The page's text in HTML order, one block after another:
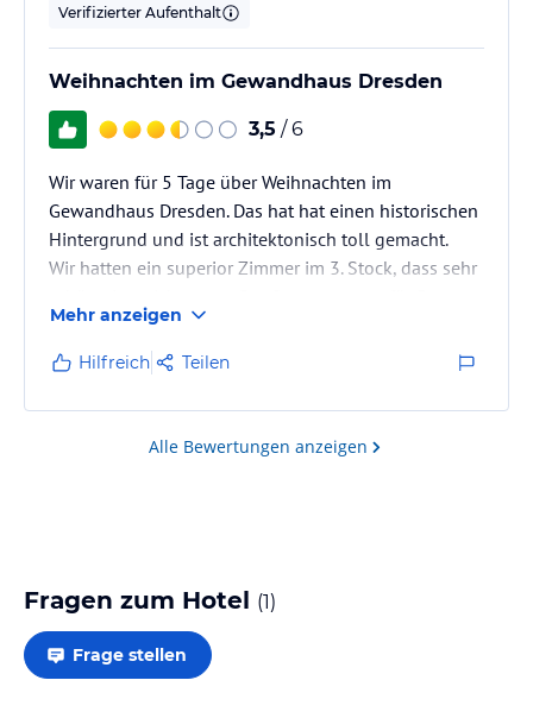
Verifizierter Aufenthalt
Weihnachten im Gewandhaus Dresden
3,5 / 6
Wir waren für 5 Tage über Weihnachten im
Gewandhaus Dresden. Das hat hat einen historischen
Hintergrund und ist architektonisch toll gemacht.
Wir hatten ein superior Zimmer im 3. Stock, dass sehr
gerade so ausreichend. Im Bad befand sich eine sehr
geräumige Whirpoolbadewanne mit integrierter
Dusche. Leider hat das Hotel ja keine eigenen
Stellplätzen, was das Parken durch die unmittelbare
Nachbarschaft zum Strietzelmarkt sehr schwierig und
Mehr anzeigen
Hilfreich Teilen
Alle Bewertungen anzeigen
Fragen zum Hotel (1)
Frage stellen